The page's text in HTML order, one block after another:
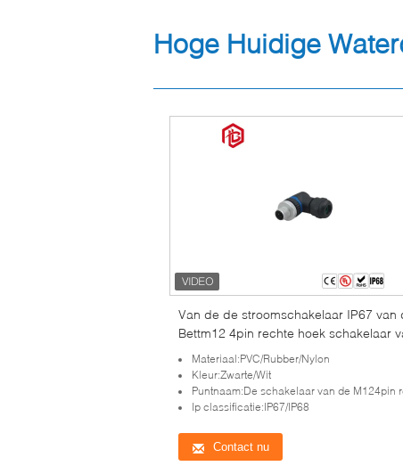
Hoge Huidige
Van de de stroomschakelaar IP67 van
Bettm12 4pin rechte hoek schakelaar
de het paneelkabel de waterdichte
Materiaal:PVC/Rubber/Nylon
Kleur:Zwarte/Wit
Puntnaam:De schakelaar van de M124pin rechte
Ip classificatie:IP67/IP68
Contact nu